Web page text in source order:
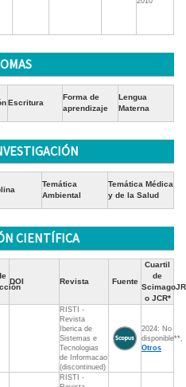
Escritura
Forma de
aprendizaje
Lengua
Materna
Temática
Ambiental
Temática Médica
y de la Salud
CIENTÍFICA
DOI Revista Fuente
Cuartil
de
ScimagoJR
o JCR*
RISTI -
Revista
Iberica de
Sistemas e
Tecnologias
de Informacao
(discontinued)
2024: No
disponible**,
Otros
RISTI -